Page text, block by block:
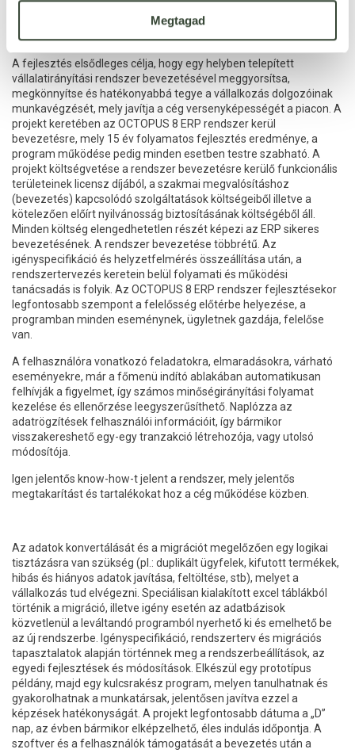
Megtagad
A fejlesztés elsődleges célja, hogy egy helyben telepített
vállalatirányítási rendszer bevezetésével meggyorsítsa,
megkönnyítse és hatékonyabbá tegye a vállalkozás dolgozóinak
munkavégzését, mely javítja a cég versenyképességét a piacon. A
projekt keretében az OCTOPUS 8 ERP rendszer kerül
bevezetésre, mely 15 év folyamatos fejlesztés eredménye, a
program működése pedig minden esetben testre szabható. A
projekt költségvetése a rendszer bevezetésre kerülő funkcionális
területeinek licensz díjából, a szakmai megvalósításhoz
(bevezetés) kapcsolódó szolgáltatások költségeiből illetve a
kötelezően előírt nyilvánosság biztosításának költségéből áll.
Minden költség elengedhetetlen részét képezi az ERP sikeres
bevezetésének. A rendszer bevezetése többrétű. Az
igényspecifikáció és helyzetfelmérés összeállítása után, a
rendszertervezés keretein belül folyamati és működési
tanácsadás is folyik. Az OCTOPUS 8 ERP rendszer fejlesztésekor
legfontosabb szempont a felelősség előtérbe helyezése, a
programban minden eseménynek, ügyletnek gazdája, felelőse
van.
A felhasználóra vonatkozó feladatokra, elmaradásokra, várható
eseményekre, már a főmenü indító ablakában automatikusan
felhívják a figyelmet, így számos minőségirányítási folyamat
kezelése és ellenőrzése leegyszerűsíthető. Naplózza az
adatrögzítések felhasználói információit, így bármikor
visszakereshető egy-egy tranzakció létrehozója, vagy utolsó
módosítója.
Igen jelentős know-how-t jelent a rendszer, mely jelentős
megtakarítást és tartalékokat hoz a cég működése közben.
Az adatok konvertálását és a migrációt megelőzően egy logikai
tisztázásra van szükség (pl.: duplikált ügyfelek, kifutott termékek,
hibás és hiányos adatok javítása, feltöltése, stb), melyet a
vállalkozás tud elvégezni. Speciálisan kialakított excel táblákból
történik a migráció, illetve igény esetén az adatbázisok
közvetlenül a leváltandó programból nyerhető ki és emelhető be
az új rendszerbe. Igényspecifikáció, rendszerterv és migrációs
tapasztalatok alapján történnek meg a rendszerbeállítások, az
egyedi fejlesztések és módosítások. Elkészül egy prototípus
példány, majd egy kulcsrakész program, melyen tanulhatnak és
gyakorolhatnak a munkatársak, jelentősen javítva ezzel a
képzések hatékonyságát. A projekt legfontosabb dátuma a „D”
nap, az évben bármikor elképzelhető, éles indulás időpontja. A
szoftver és a felhasználók támogatását a bevezetés után a